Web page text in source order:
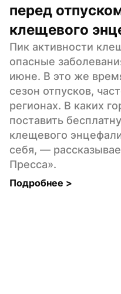
перед
клещевого
Пик активности
опасные
июне. В это же
сезон отпусков,
регионах. В каких
поставить
клещевого
себя, —
Пресса».
Подробнее >